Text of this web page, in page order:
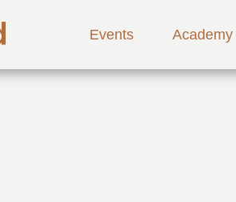
Events Academy